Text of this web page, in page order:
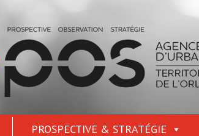
PROSPECTIVE & STRATÉGIE